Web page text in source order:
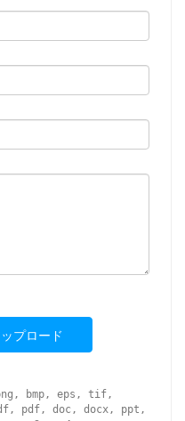
プロード
bmp, eps, tif,
pdf, doc, docx, ppt,